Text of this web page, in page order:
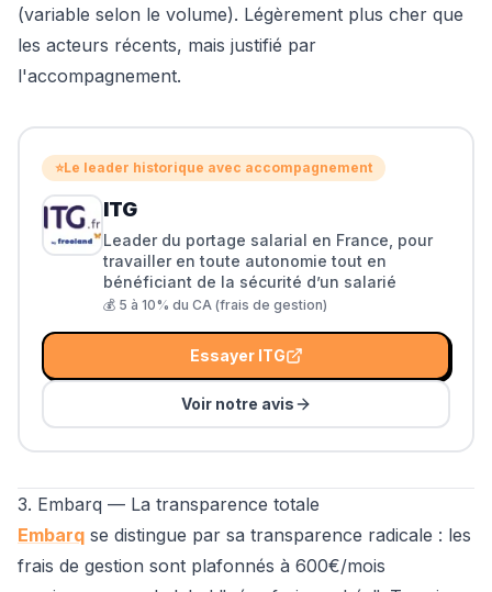
(variable selon le volume). Légèrement plus cher que
les acteurs récents, mais justifié par
l'accompagnement.
⭐Le leader historique avec accompagnement
ITG
Leader du portage salarial en France, pour
travailler en toute autonomie tout en
bénéficiant de la sécurité d’un salarié
💰 5 à 10% du CA (frais de gestion)
Essayer ITG
Voir notre avis
3. Embarq — La transparence totale
Embarq se distingue par sa transparence radicale : les
frais de gestion sont plafonnés à 600€/mois